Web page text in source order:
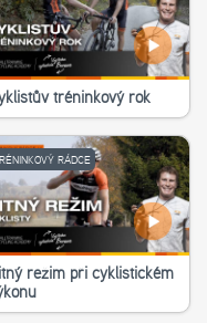
tréninkový rok
RÁDCE
režim při cyklistickém